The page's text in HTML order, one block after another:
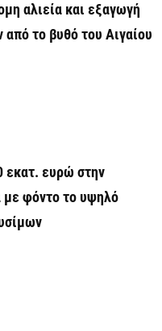
αλιεία και εξαγωγή
από το βυθό του Αιγαίου
εκατ. ευρώ στην
με φόντο το υψηλό